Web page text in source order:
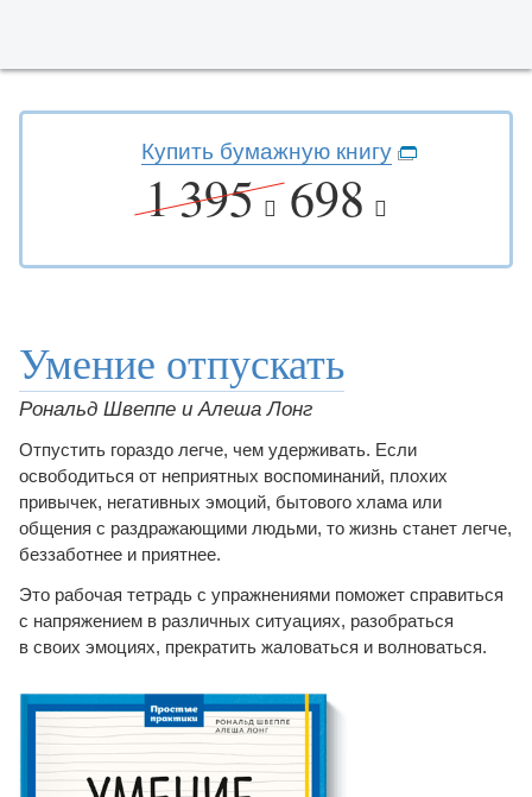
Купить бумажную книгу
1 395 698
Умение отпускать
Рональд Швеппе и Алеша Лонг
Отпустить гораздо легче, чем удерживать. Если
освободиться от неприятных воспоминаний, плохих
привычек, негативных эмоций, бытового хлама или
общения с раздражающими людьми, то жизнь станет легче,
беззаботнее и приятнее.
Это рабочая тетрадь с упражнениями поможет справиться
с напряжением в различных ситуациях, разобраться
в своих эмоциях, прекратить жаловаться и волноваться.